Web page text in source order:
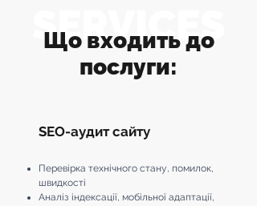
SERVICES
Що входить до
послуги:
SEO-аудит сайту
Перевірка технічного стану, помилок,
швидкості
Аналіз індексації, мобільної адаптації,